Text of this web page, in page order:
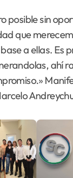
posible sin
que
a ellas. Es
ahí